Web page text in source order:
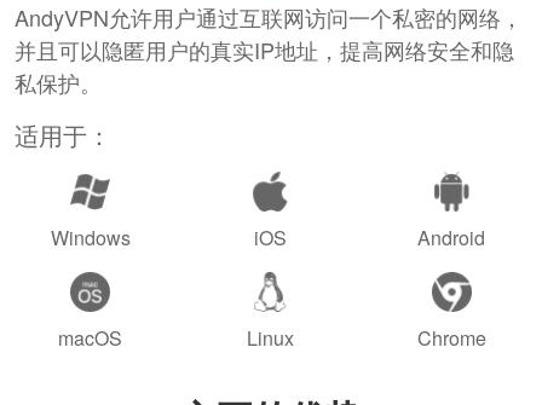
AndyVPN允许用户通过互联网访问一个私密的网络，
并且可以隐匿用户的真实IP地址，提高网络安全和隐
私保护。
适用于：
Windows iOS Android
macOS Linux Chrome